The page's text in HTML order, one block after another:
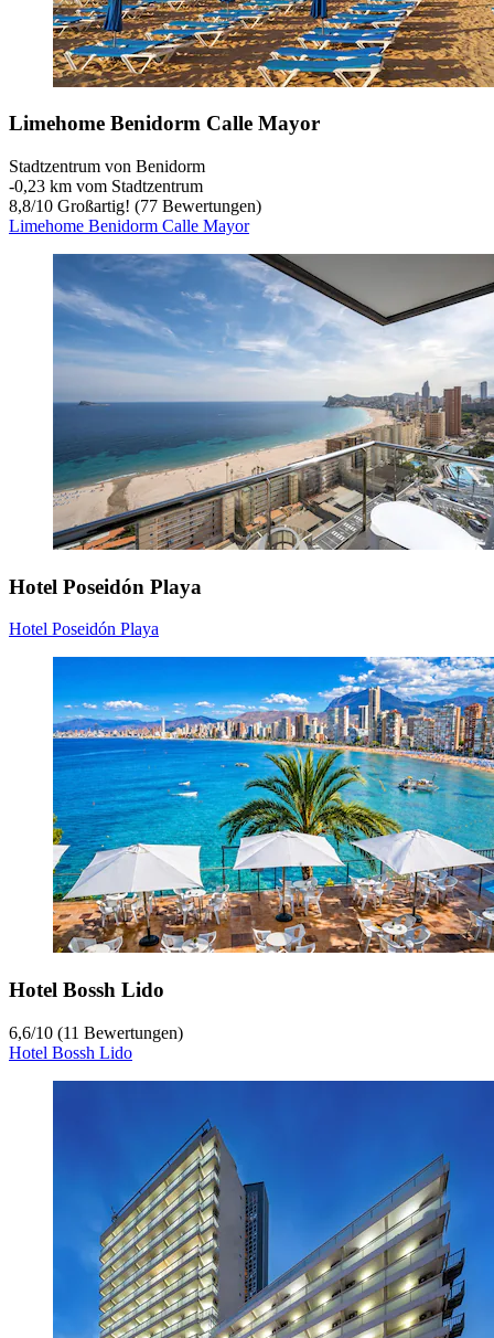
Limehome Benidorm Calle Mayor
Stadtzentrum von Benidorm
‐0,23 km vom Stadtzentrum
8,8/10 Großartig! (77 Bewertungen)
Limehome Benidorm Calle Mayor
Hotel Poseidón Playa
Hotel Poseidón Playa
Hotel Bossh Lido
6,6/10 (11 Bewertungen)
Hotel Bossh Lido